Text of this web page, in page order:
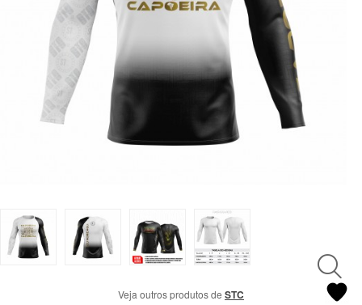
INFANTIL
9
8309-
9797
Veja outros produtos de STC